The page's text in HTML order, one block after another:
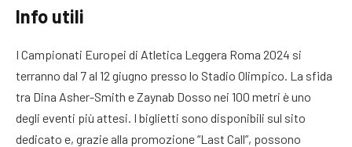
Info utili
I Campionati Europei di Atletica Leggera Roma 2024 si
terranno dal 7 al 12 giugno presso lo Stadio Olimpico. La sfida
tra Dina Asher-Smith e Zaynab Dosso nei 100 metri è uno
degli eventi più attesi. I biglietti sono disponibili sul sito
dedicato e, grazie alla promozione “Last Call”, possono